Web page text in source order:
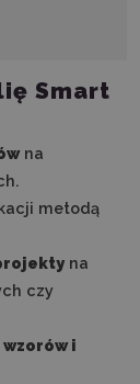
Smart
na
metodą
na
czy
i